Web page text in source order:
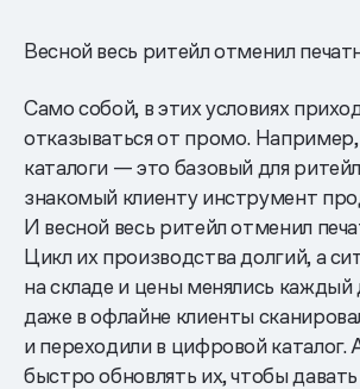
Весной весь ритейл отменил
Само собой, в этих условиях
отказываться от промо.
каталоги — это базовый для
знакомый клиенту инструмент
И весной весь ритейл отменил
Цикл их производства долгий, а
на складе и цены менялись
даже в офлайне клиенты
и переходили в цифровой
быстро обновлять их, чтобы